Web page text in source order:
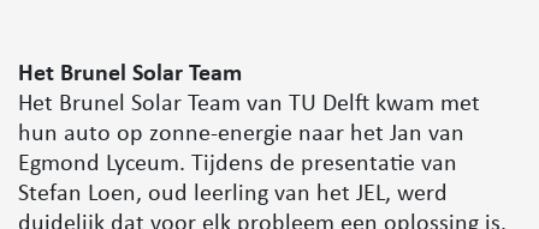
Het Brunel Solar Team
Het Brunel Solar Team van TU Delft kwam met
hun auto op zonne-energie naar het Jan van
Egmond Lyceum. Tijdens de presentatie van